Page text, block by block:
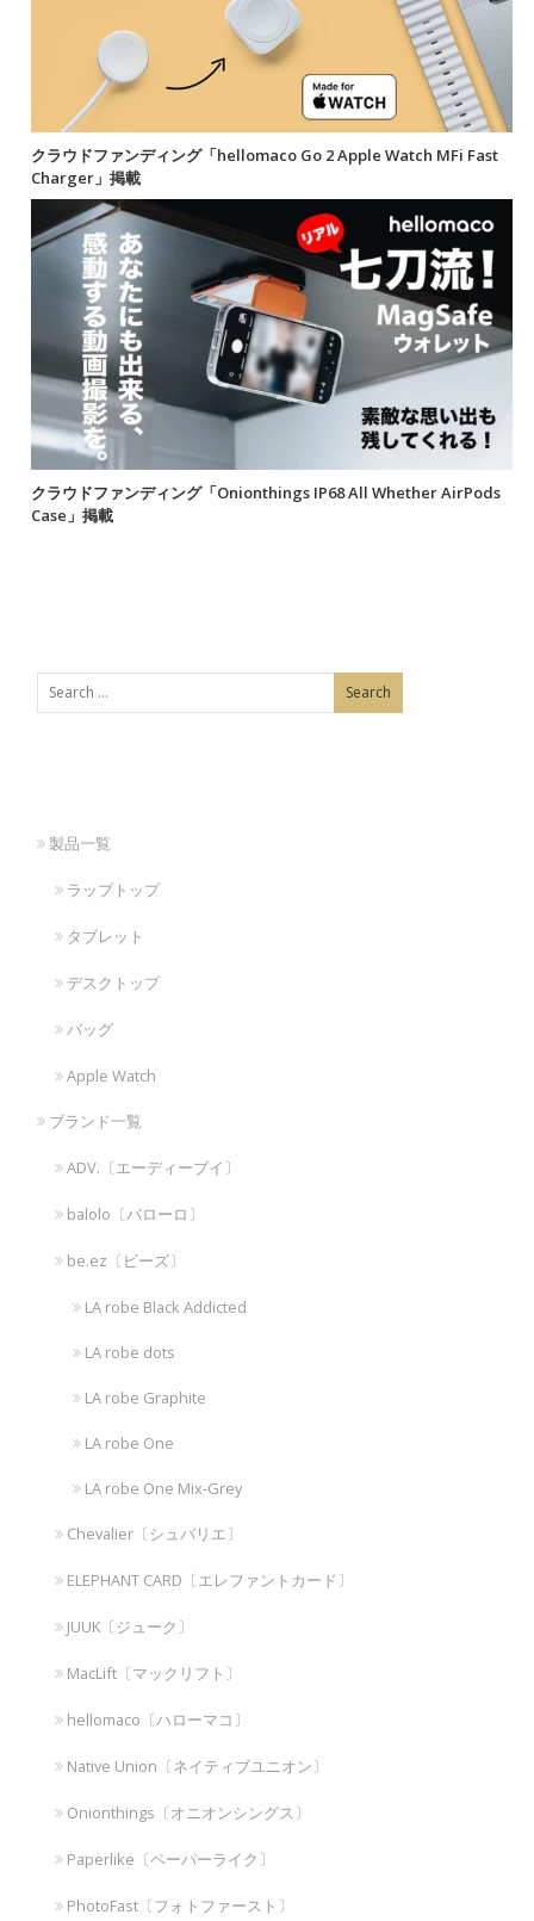
クラウドファンディング「hellomaco Go 2 Apple Watch MFi Fast
Charger」掲載
クラウドファンディング「Onionthings IP68 All Whether AirPods
Case」掲載
製品一覧
ラップトップ
タブレット
デスクトップ
バッグ
Apple Watch
ブランド一覧
ADV.〔エーディーブイ〕
balolo〔バローロ〕
be.ez〔ビーズ〕
LA robe Black Addicted
LA robe dots
LA robe Graphite
LA robe One
LA robe One Mix-Grey
Chevalier〔シュバリエ〕
ELEPHANT CARD〔エレファントカード〕
JUUK〔ジューク〕
MacLift〔マックリフト〕
hellomaco〔ハローマコ〕
Native Union〔ネイティブユニオン〕
Onionthings〔オニオンシングス〕
Paperlike〔ペーパーライク〕
PhotoFast〔フォトファースト〕